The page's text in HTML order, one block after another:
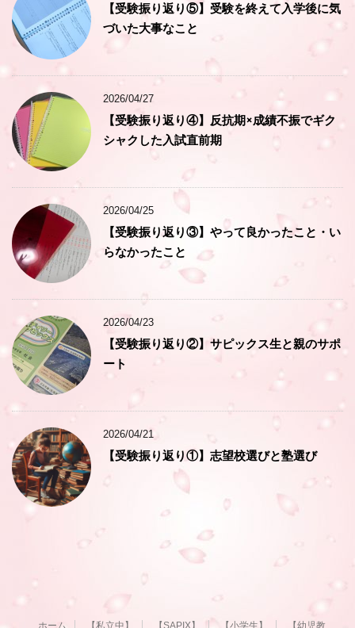
【受験振り返り⑤】受験を終えて入学後に気
づいた大事なこと
2026/04/27
【受験振り返り④】反抗期×成績不振でギク
シャクした入試直前期
2026/04/25
【受験振り返り③】やって良かったこと・い
らなかったこと
2026/04/23
【受験振り返り②】サピックス生と親のサポ
ート
2026/04/21
【受験振り返り①】志望校選びと塾選び
ホーム 【私立中】 【SAPIX】 【小学生】 【幼児教